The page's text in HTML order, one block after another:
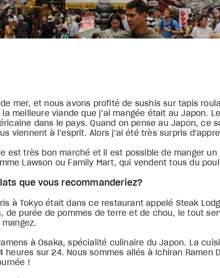
mer, et nous avons profité de sushis sur tapis
meilleure viande que j’ai mangée était au Japon.
dans le pays. Quand on pense au Japon, ce
viennent à l’esprit. Alors j’ai été très surpris
est très bon marché et il est possible de manger
Lawson ou Family Mart, qui vendent tous du
que vous recommanderiez?
à Tokyo était dans ce restaurant appelé Steak
de purée de pommes de terre et de chou, le tout
à Osaka, spécialité culinaire du Japon. La
heures sur 24. Nous sommes allés à Ichiran Ramen
!